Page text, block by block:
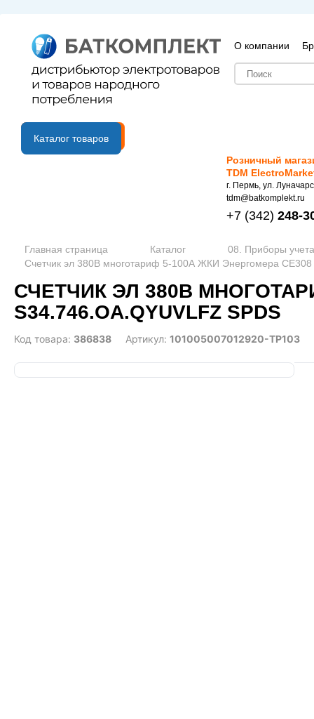
О компании
B2B портал
Каталог товаров
Розничный
TDM
г. Пермь, ул.
tdm@batkomplekt.ru
+7 (342) 248-
Главная страница Каталог
08. Приборы
Счетчик эл 380В многотариф 5-100А ЖКИ Энергомера CE308
СЧЕТЧИК ЭЛ 380В
S34.746.OA.QYUVLFZ SPDS
Код товара: 386838 Артикул: 101005007012920-TP103